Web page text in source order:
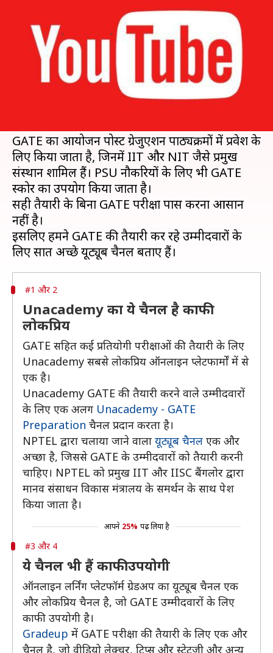
परीक्षा की तैयारी, मिलेगी सफलता
मोना दीक्षित Jul 17, 2019 04:53 pm
इंजीनियरिंग में ग्रेजुएट एप्टीट्यूड टेस्ट (GATE) इंजीनियरिंग
से स्नातक करने वालों के बीच लोकप्रिय परीक्षाओं में से
GATE का आयोजन पोस्ट ग्रेजुएशन पाठ्यक्रमों में प्रवेश के
लिए किया जाता है, जिनमें IIT और NIT जैसे प्रमुख
संस्थान शामिल हैं। PSU नौकरियों के लिए भी GATE
स्कोर का उपयोग किया जाता है।
सही तैयारी के बिना GATE परीक्षा पास करना आसान
नहीं है।
इसलिए हमने GATE की तैयारी कर रहे उम्मीदवारों के
#1 और 2
Unacademy का ये चैनल है काफी
लोकप्रिय
GATE सहित कई प्रतियोगी परीक्षाओं की तैयारी के लिए
Unacademy सबसे लोकप्रिय ऑनलाइन प्लेटफार्मों में से
एक है।
Unacademy GATE की तैयारी करने वाले उम्मीदवारों
के लिए एक अलग Unacademy - GATE
Preparation चैनल प्रदान करता है।
NPTEL द्वारा चलाया जाने वाला यूट्यूब चैनल एक और
अच्छा है, जिससे GATE के उम्मीदवारों को तैयारी करनी
चाहिए। NPTEL को प्रमुख IIT और IISC बैंगलोर द्वारा
मानव संसाधन विकास मंत्रालय के समर्थन के साथ पेश
किया जाता है।
आपने 25% पढ़ लिया है
#3 और 4
ये चैनल भी हैं काफी उपयोगी
ऑनलाइन लर्निंग प्लेटफॉर्म ग्रेडअप का यूट्यूब चैनल एक
और लोकप्रिय चैनल है, जो GATE उम्मीदवारों के लिए
काफी उपयोगी है।
Gradeup में GATE परीक्षा की तैयारी के लिए एक और
चैनल है, जो वीडियो लेक्चर, टिप्स और स्ट्रेटजी और अन्य